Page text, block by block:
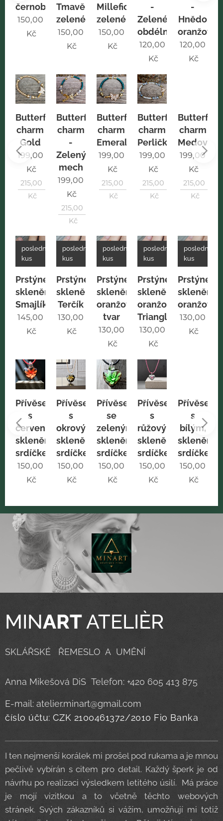
černobílé
150,00
Kč
Tmavě
zelené
150,00
Kč
Millefiori
zelené
150,00
Kč
-
Zelené
obdélníčky
120,00
Kč
-
Hnědo
oranžové
120,00
Kč
Butterfly
charm
Gold
199,00
Kč
215,00
Kč
Butterfly
charm
-
Zelený
mech
199,00
Kč
215,00
Kč
Butterfly
charm
Emerald
199,00
Kč
215,00
Kč
Butterfly
charm
Perlička
199,00
Kč
215,00
Kč
Butterfly
charm
Medový
199,00
Kč
215,00
Kč
Prstýnek
skleněný
Smajlík
poslední
kus
145,00
Kč
Prstýnek
skleněný
Terčík
poslední
kus
130,00
Kč
Prstýnek
skleněný
oranžový
tvar
poslední
kus
130,00
Kč
Prstýnek
skleněný
oranžový
Triangle
poslední
kus
130,00
Kč
Prstýnek
skleněný
oranžový
poslední
kus
130,00
Kč
Přívěsek
s
červeným,
skleněným
srdíčkem
150,00
Kč
Přívěsek
s
okrovým,
skleněným
srdíčkem
150,00
Kč
Přívěsek
se
zeleným,
skleněným
srdíčkem
150,00
Kč
Přívěsek
s
růžovým,
skleněným
srdíčkem
150,00
Kč
Přívěsek
s
bílým,
srdíčkem
150,00
Kč
MINARTATELIÈR
SKLÁŘSKÉ ŘEMESLO A UMĚNÍ
Anna Mikešová DiS Telefon: +420 605 413 875
E-mail: atelier.minart@gmail.com
číslo účtu: CZK 2100461372/2010 Fio Banka
I ten nejmenší korálek mi prošel pod rukama a je mnou
pečlivě vybírán s citem pro detail. Každý šperk je od
návrhu po realizaci výsledkem letitého úsilí. Má práce
je mojí vizitkou a to včetně těchto webových
stránek. Svých zákazníků si vážím, umožňují mi totiž